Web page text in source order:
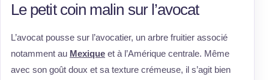
Le petit coin malin sur l’avocat
L’avocat pousse sur l’avocatier, un arbre fruitier associé
notamment au Mexique et à l’Amérique centrale. Même
avec son goût doux et sa texture crémeuse, il s’agit bien